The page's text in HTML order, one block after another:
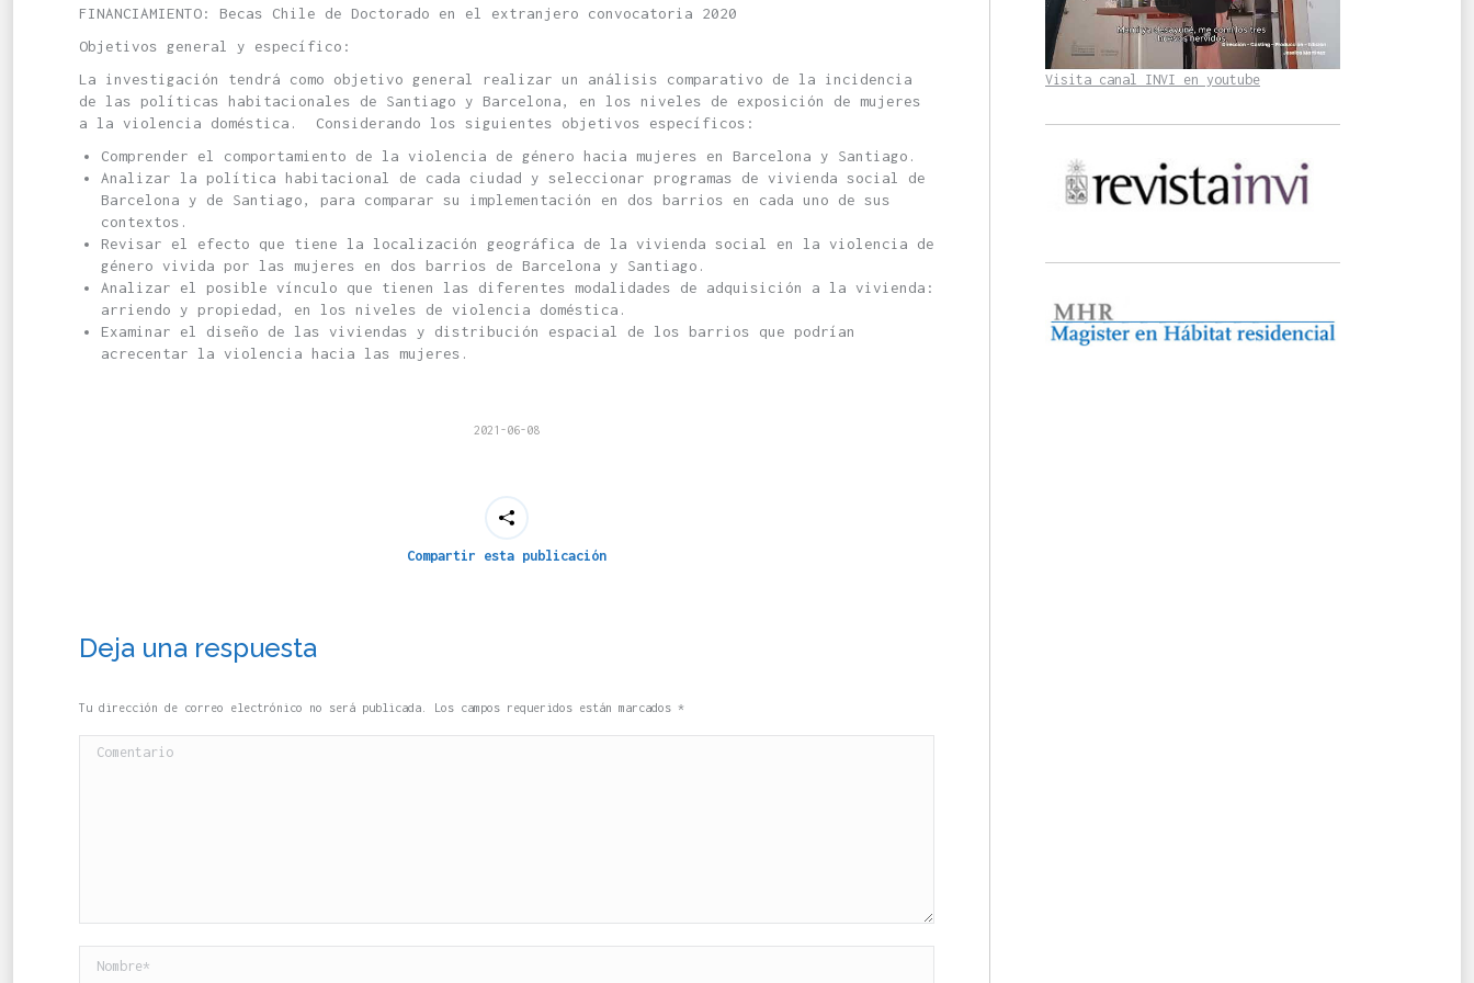
FINANCIAMIENTO: Becas Chile de Doctorado en el extranjero convocatoria 2020
Objetivos general y específico:
La investigación tendrá como objetivo general realizar un análisis comparativo de la incidencia
de las políticas habitacionales de Santiago y Barcelona, en los niveles de exposición de mujeres
a la violencia doméstica. Considerando los siguientes objetivos específicos:
Comprender el comportamiento de la violencia de género hacia mujeres en Barcelona y Santiago.
Analizar la política habitacional de cada ciudad y seleccionar programas de vivienda social de
Barcelona y de Santiago, para comparar su implementación en dos barrios en cada uno de sus
contextos.
Revisar el efecto que tiene la localización geográfica de la vivienda social en la violencia de
género vivida por las mujeres en dos barrios de Barcelona y Santiago.
Analizar el posible vínculo que tienen las diferentes modalidades de adquisición a la vivienda:
arriendo y propiedad, en los niveles de violencia doméstica.
Examinar el diseño de las viviendas y distribución espacial de los barrios que podrían
acrecentar la violencia hacia las mujeres.
2021-06-08
Compartir esta publicación
Deja una respuesta
Tu dirección de correo electrónico no será publicada. Los campos requeridos están marcados *
Comentario
Nombre *
Visita canal INVI en youtube